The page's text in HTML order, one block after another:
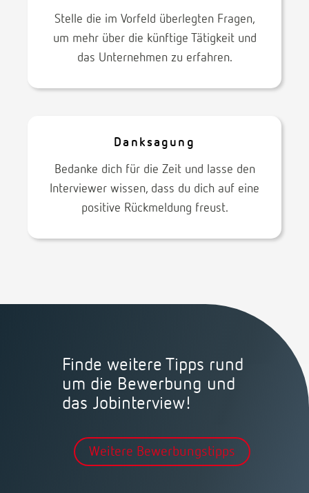
Stelle die im Vorfeld überlegten Fragen,
um mehr über die künftige Tätigkeit und
das Unternehmen zu erfahren.
Danksagung
Bedanke dich für die Zeit und lasse den
Interviewer wissen, dass du dich auf eine
positive Rückmeldung freust.
Finde weitere Tipps rund
um die Bewerbung und
das Jobinterview!
Weitere Bewerbungstipps